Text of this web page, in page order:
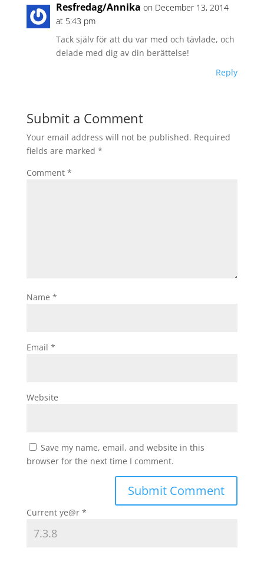
Resfredag/Annika on December 13, 2014
at 5:43 pm
Tack själv för att du var med och tävlade, och
delade med dig av din berättelse!
Reply
Submit a Comment
Your email address will not be published. Required
fields are marked *
Comment *
Name *
Email *
Website
Save my name, email, and website in this
browser for the next time I comment.
Current ye@r *